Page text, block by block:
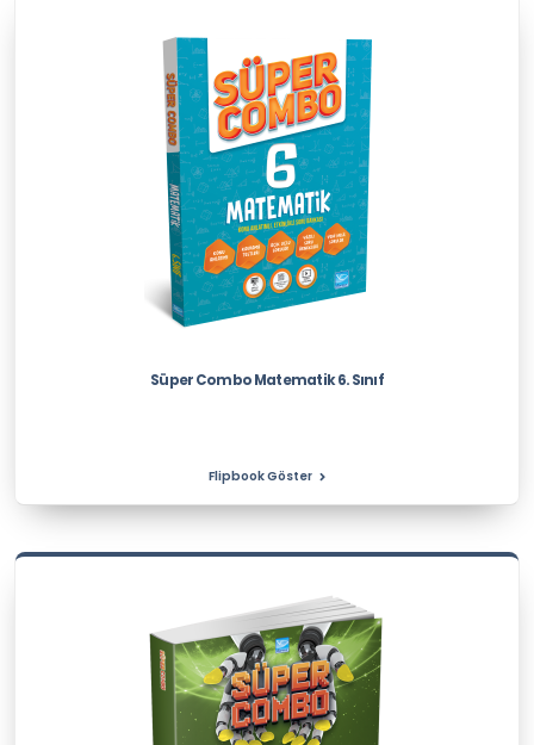
Süper Combo Matematik 6. Sınıf
Flipbook Göster